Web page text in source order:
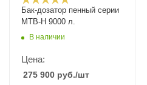
Бак-дозатор пенный серии
MTB-H 9000 л.
В наличии
Цена:
275 900 руб./шт